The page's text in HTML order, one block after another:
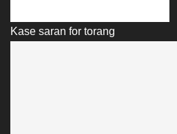
Kase saran for torang